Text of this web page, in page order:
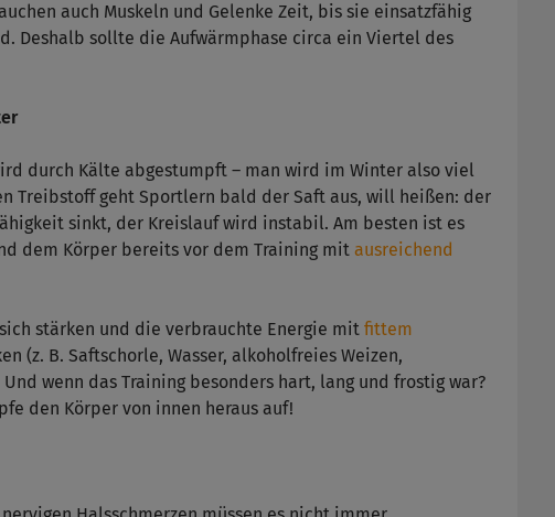
auch Muskeln und Gelenke Zeit, bis sie einsatzfähig
Deshalb sollte die Aufwärmphase circa ein Viertel des
durch Kälte abgestumpft – man wird im Winter also viel
Treibstoff geht Sportlern bald der Saft aus, will heißen: der
sinkt, der Kreislauf wird instabil. Am besten ist es
dem Körper bereits vor dem Training mit ausreichend
stärken und die verbrauchte Energie mit fittem
(z. B. Saftschorle, Wasser, alkoholfreies Weizen,
wenn das Training besonders hart, lang und frostig war?
den Körper von innen heraus auf!